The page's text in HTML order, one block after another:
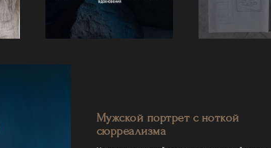
Мужской портрет с ноткой
сюрреализма